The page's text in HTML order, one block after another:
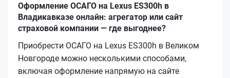
Оформление ОСАГО на Lexus ES300h в
Владикавказе онлайн: агрегатор или сайт
страховой компании — где выгоднее?
Приобрести ОСАГО на Lexus ES300h в Великом
Новгороде можно несколькими способами,
включая оформление напрямую на сайте